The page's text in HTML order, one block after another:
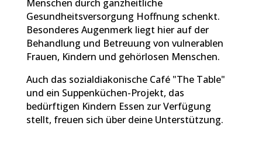
Menschen durch ganzheitliche
Gesundheitsversorgung Hoffnung schenkt.
Besonderes Augenmerk liegt hier auf der
Behandlung und Betreuung von vulnerablen
Frauen, Kindern und gehörlosen Menschen.
Auch das sozialdiakonische Café "The Table"
und ein Suppenküchen-Projekt, das
bedürftigen Kindern Essen zur Verfügung
stellt, freuen sich über deine Unterstützung.